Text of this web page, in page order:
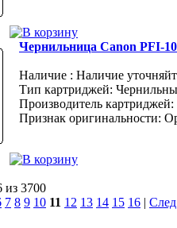
Чернильница Canon PFI-
Наличие : Наличие
Тип картриджей:
Производитель картриджей:
Признак оригинальности:
из 3700
7 8 9 10 11 12 13 14 15 16 |